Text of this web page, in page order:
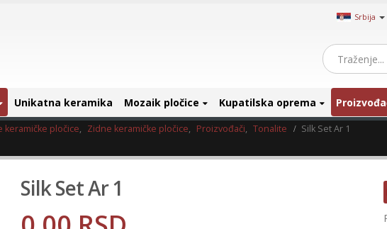
Srbija
Unikatna keramika Mozaik pločice Kupatilska oprema
keramičke pločice, Zidne keramičke pločice, Proizvođači, Tonalite Silk Set Ar 1
Silk Set Ar 1